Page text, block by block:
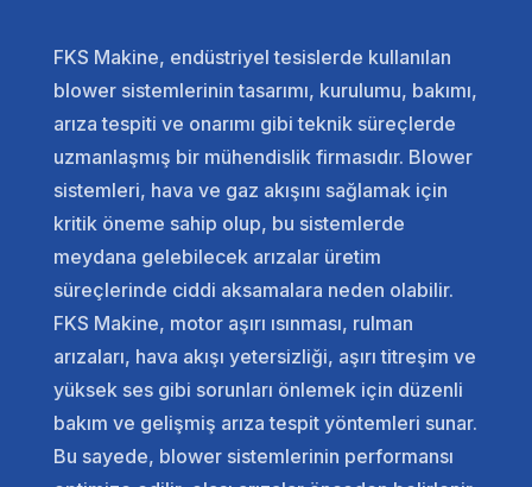
FKS Makine, endüstriyel tesislerde kullanılan
blower sistemlerinin tasarımı, kurulumu, bakımı,
arıza tespiti ve onarımı gibi teknik süreçlerde
uzmanlaşmış bir mühendislik firmasıdır. Blower
sistemleri, hava ve gaz akışını sağlamak için
kritik öneme sahip olup, bu sistemlerde
meydana gelebilecek arızalar üretim
süreçlerinde ciddi aksamalara neden olabilir.
FKS Makine, motor aşırı ısınması, rulman
arızaları, hava akışı yetersizliği, aşırı titreşim ve
yüksek ses gibi sorunları önlemek için düzenli
bakım ve gelişmiş arıza tespit yöntemleri sunar.
Bu sayede, blower sistemlerinin performansı